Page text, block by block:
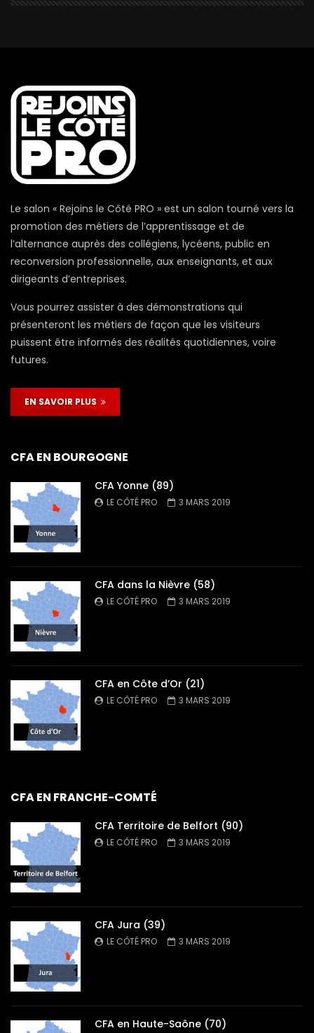
Le salon « Rejoins le Côté PRO » est un salon tourné vers la
promotion des métiers de l’apprentissage et de
l’alternance auprès des collégiens, lycéens, public en
reconversion professionnelle, aux enseignants, et aux
dirigeants d’entreprises.
Vous pourrez assister à des démonstrations qui
présenteront les métiers de façon que les visiteurs
puissent être informés des réalités quotidiennes, voire
futures.
EN SAVOIR PLUS
CFA EN BOURGOGNE
CFA Yonne (89)
LE CÔTÉ PRO 3 MARS 2019
CFA dans la Nièvre (58)
LE CÔTÉ PRO 3 MARS 2019
CFA en Côte d’Or (21)
LE CÔTÉ PRO 3 MARS 2019
CFA EN FRANCHE-COMTÉ
CFA Territoire de Belfort (90)
LE CÔTÉ PRO 3 MARS 2019
CFA Jura (39)
LE CÔTÉ PRO 3 MARS 2019
CFA en Haute-Saône (70)